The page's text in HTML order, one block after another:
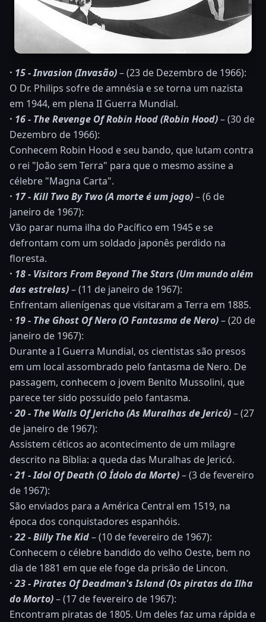
· 15 - Invasion (Invasão)– (23 de Dezembro de 1966):
O Dr. Philips sofre de amnésia e se torna um nazista
em 1944, em plena II Guerra Mundial.
· 16 - The Revenge Of Robin Hood (Robin Hood)– (30 de
Dezembro de 1966):
Conhecem Robin Hood e seu bando, que lutam contra
o rei "João sem Terra" para que o mesmo assine a
célebre "Magna Carta".
· 17 - Kill Two By Two (A morte é um jogo)– (6 de
janeiro de 1967):
Vão parar numa ilha do Pacífico em 1945 e se
defrontam com um soldado japonês perdido na
floresta.
· 18 - Visitors From Beyond The Stars (Um mundo além
das estrelas)– (11 de janeiro de 1967):
Enfrentam alienígenas que visitaram a Terra em 1885.
· 19 - The Ghost Of Nero (O Fantasma de Nero)– (20 de
janeiro de 1967):
Durante a I Guerra Mundial, os cientistas são presos
em um local assombrado pelo fantasma de Nero. De
passagem, conhecem o jovem Benito Mussolini, que
parece ter sido possuído pelo fantasma.
· 20 - The Walls Of Jericho (As Muralhas de Jericó)– (27
de janeiro de 1967):
Assistem céticos ao acontecimento de um milagre
descrito na Bíblia: a queda das Muralhas de Jericó.
· 21 - Idol Of Death (O Ídolo da Morte)– (3 de fevereiro
de 1967):
São enviados para a América Central em 1519, na
época dos conquistadores espanhóis.
· 22 - Billy The Kid– (10 de fevereiro de 1967):
Conhecem o célebre bandido do velho Oeste, bem no
dia de 1881 em que ele foge da prisão de Lincon.
· 23 - Pirates Of Deadman's Island (Os piratas da Ilha
do Morto)– (17 de fevereiro de 1967):
Encontram piratas de 1805. Um deles faz uma rápida e